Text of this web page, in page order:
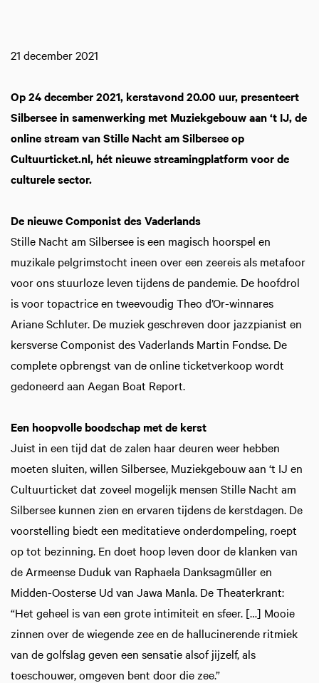
21 december 2021
Op 24 december 2021, kerstavond 20.00 uur, presenteert
Silbersee in samenwerking met Muziekgebouw aan ‘t IJ, de
online stream van Stille Nacht am Silbersee op
Cultuurticket.nl, hét nieuwe streamingplatform voor de
culturele sector.
De nieuwe Componist des Vaderlands
Stille Nacht am Silbersee is een magisch hoorspel en
muzikale pelgrimstocht ineen over een zeereis als metafoor
voor ons stuurloze leven tijdens de pandemie. De hoofdrol
is voor topactrice en tweevoudig Theo d’Or-winnares
Ariane Schluter. De muziek geschreven door jazzpianist en
kersverse Componist des Vaderlands Martin Fondse. De
complete opbrengst van de online ticketverkoop wordt
gedoneerd aan Aegan Boat Report.
Een hoopvolle boodschap met de kerst
Juist in een tijd dat de zalen haar deuren weer hebben
moeten sluiten, willen Silbersee, Muziekgebouw aan ‘t IJ en
Cultuurticket dat zoveel mogelijk mensen Stille Nacht am
Silbersee kunnen zien en ervaren tijdens de kerstdagen. De
voorstelling biedt een meditatieve onderdompeling, roept
op tot bezinning. En doet hoop leven door de klanken van
de Armeense Duduk van Raphaela Danksagmüller en
Midden-Oosterse Ud van Jawa Manla. De Theaterkrant:
“Het geheel is van een grote intimiteit en sfeer. […] Mooie
zinnen over de wiegende zee en de hallucinerende ritmiek
van de golfslag geven een sensatie alsof jijzelf, als
toeschouwer, omgeven bent door die zee.”